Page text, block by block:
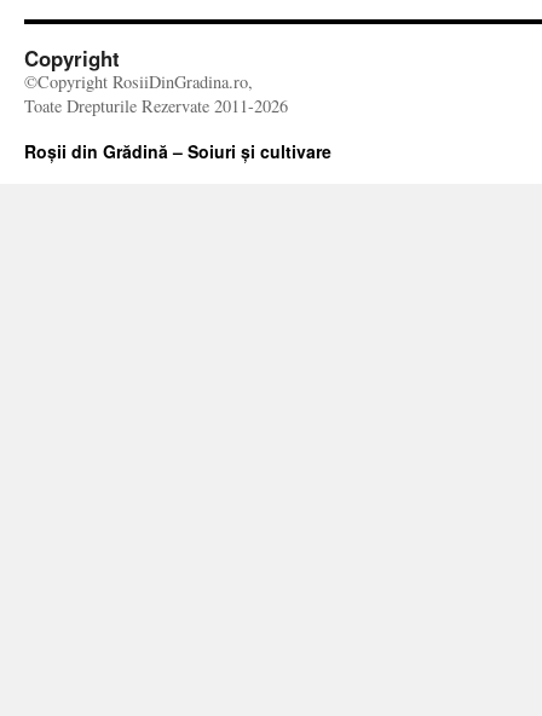
Copyright
©Copyright RosiiDinGradina.ro,
Toate Drepturile Rezervate 2011-2026
Roșii din Grădină – Soiuri și cultivare